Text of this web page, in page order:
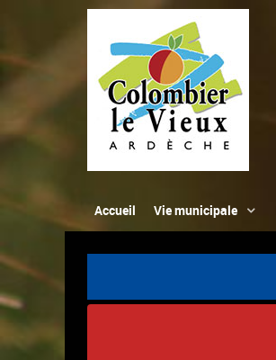
Accueil Vie municipale